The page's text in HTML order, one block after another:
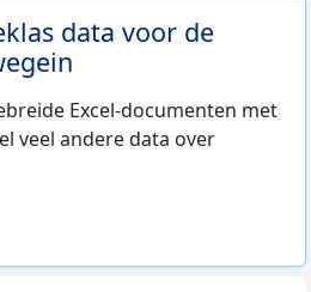
data voor de
Excel-documenten met
veel andere data over